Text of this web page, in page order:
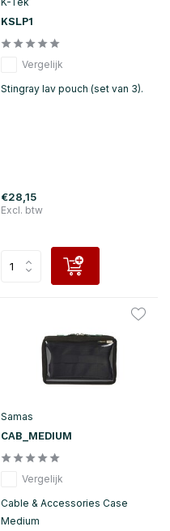
KSLP1
Vergelijk
Stingray lav pouch (set van 3).
€28,15
Excl. btw
Samas
CAB_MEDIUM
Vergelijk
Cable & Accessories Case
Medium